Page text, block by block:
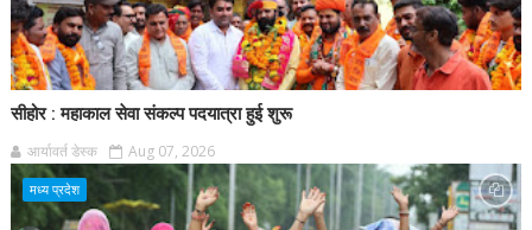
सीहोर : महाकाल सेवा संकल्प पदयात्रा हुई शुरू
आर्यावर्त डेस्क Aug 07, 2026
मध्य प्रदेश